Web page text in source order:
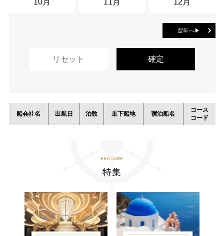
翌年へ▶
船会社名 出航日 泊数 乗下船地 宿泊船名
コース
コード
FEATURE
特集